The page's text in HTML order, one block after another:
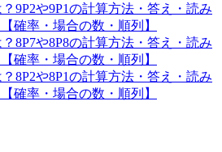
9P2や9P1の計算方法・答え・読み
確率・場合の数・順列】
8P7や8P8の計算方法・答え・読み
確率・場合の数・順列】
8P2や8P1の計算方法・答え・読み
確率・場合の数・順列】